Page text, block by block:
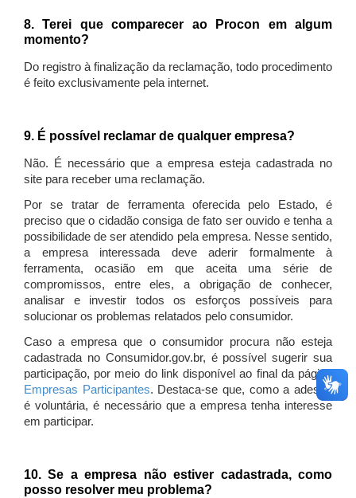
8. Terei que comparecer ao Procon em algum
momento?
Do registro à finalização da reclamação, todo procedimento
é feito exclusivamente pela internet.
9. É possível reclamar de qualquer empresa?
Não. É necessário que a empresa esteja cadastrada no
site para receber uma reclamação.
Por se tratar de ferramenta oferecida pelo Estado, é
preciso que o cidadão consiga de fato ser ouvido e tenha a
possibilidade de ser atendido pela empresa. Nesse sentido,
a empresa interessada deve aderir formalmente à
ferramenta, ocasião em que aceita uma série de
compromissos, entre eles, a obrigação de conhecer,
analisar e investir todos os esforços possíveis para
solucionar os problemas relatados pelo consumidor.
Caso a empresa que o consumidor procura não esteja
cadastrada no Consumidor.gov.br, é possível sugerir sua
participação, por meio do link disponível ao final da página
Empresas Participantes. Destaca-se que, como a adesão
é voluntária, é necessário que a empresa tenha interesse
em participar.
10. Se a empresa não estiver cadastrada, como
posso resolver meu problema?